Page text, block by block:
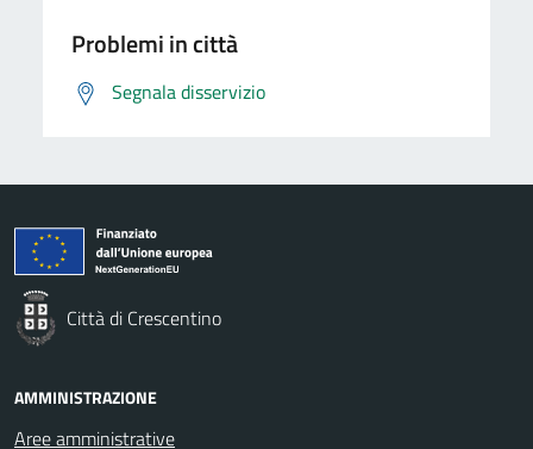
Problemi in città
Segnala disservizio
Città di Crescentino
AMMINISTRAZIONE
Aree amministrative